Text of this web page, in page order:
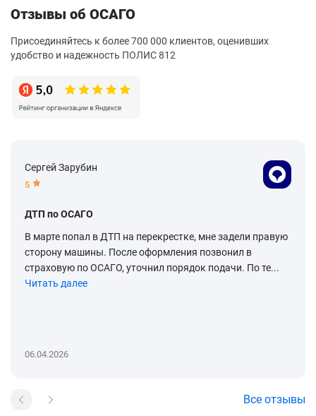
Отзывы об ОСАГО
Присоединяйтесь к более 700 000 клиентов, оценивших
удобство и надежность ПОЛИС 812
Сергей Зарубин
5
ДТП по ОСАГО
В марте попал в ДТП на перекрестке, мне задели правую
сторону машины. После оформления позвонил в
страховую по ОСАГО, уточнил порядок подачи. По те...
Читать далее
06.04.2026
Все отзывы